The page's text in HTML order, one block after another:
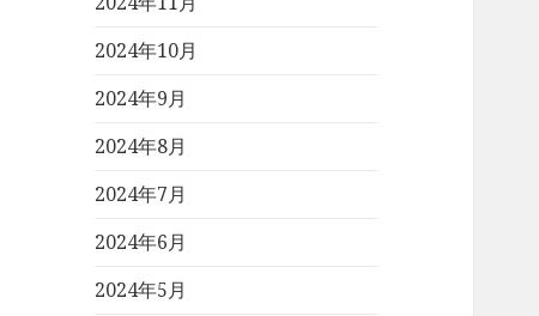
2024年10月
2024年9月
2024年8月
2024年7月
2024年6月
2024年5月